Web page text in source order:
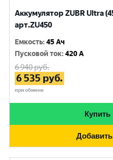
Аккумулятор ZUBR Ultra
арт.ZU450
Емкость:45 Ач
Пусковой ток:420 A
6 940руб.
6 535 руб.
при обмене
Купить